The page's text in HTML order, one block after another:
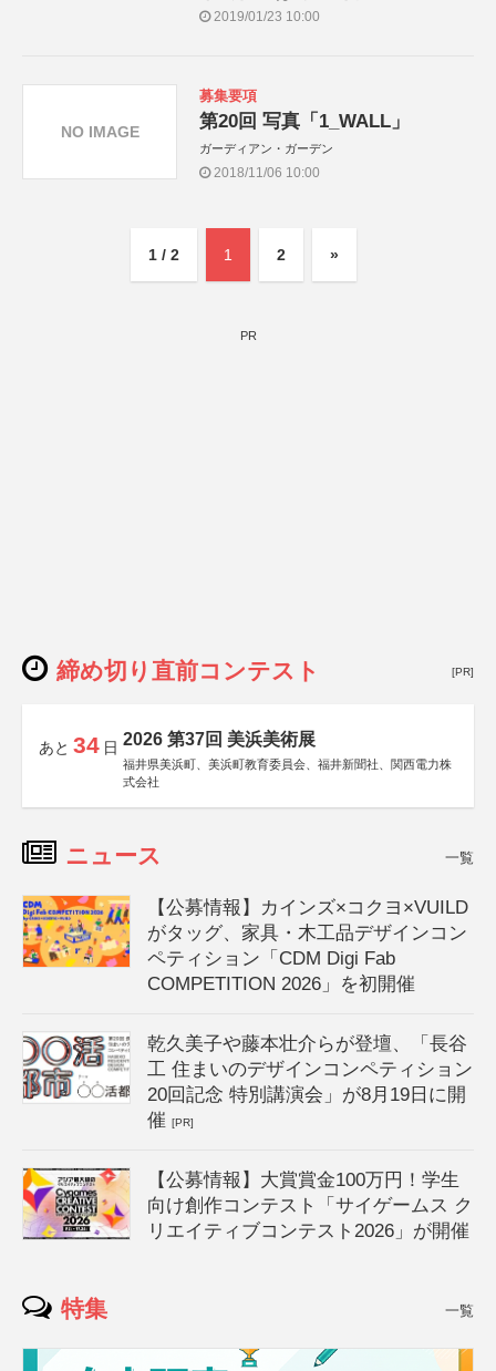
2019/01/23 10:00
募集要項
第20回 写真「1_WALL」
ガーディアン・ガーデン
2018/11/06 10:00
NO IMAGE
1 / 2 1 2 »
PR
締め切り直前コンテスト [PR]
あと 34 日 2026 第37回 美浜美術展
福井県美浜町、美浜町教育委員会、福井新聞社、関西電力株
式会社
ニュース 一覧
【公募情報】カインズ×コクヨ×VUILD
がタッグ、家具・木工品デザインコン
ペティション「CDM Digi Fab
COMPETITION 2026」を初開催
乾久美子や藤本壮介らが登壇、「長谷
工 住まいのデザインコンペティション
20回記念 特別講演会」が8月19日に開
催[PR]
【公募情報】大賞賞金100万円！学生
向け創作コンテスト「サイゲームス ク
リエイティブコンテスト2026」が開催
特集 一覧